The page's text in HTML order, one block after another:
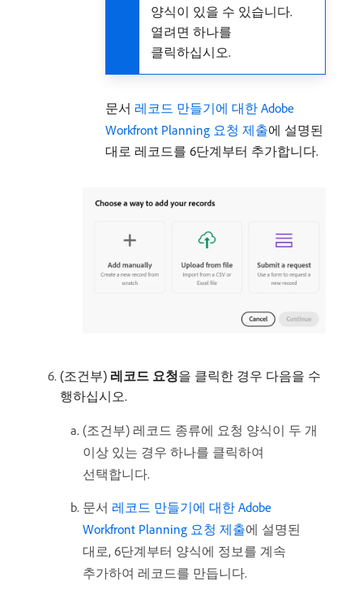
양식이 있을 수 있습니다.
열려면 하나를
클릭하십시오.
문서 레코드 만들기에 대한 Adobe
Workfront Planning 요청 제출에 설명된
대로 레코드를 6단계부터 추가합니다.
(조건부) 레코드 요청​을 클릭한 경우 다음을 수
행하십시오.
(조건부) 레코드 종류에 요청 양식이 두 개
이상 있는 경우 하나를 클릭하여
선택합니다.
문서 레코드 만들기에 대한 Adobe
Workfront Planning 요청 제출에 설명된
대로, 6단계부터 양식에 정보를 계속
추가하여 레코드를 만듭니다.